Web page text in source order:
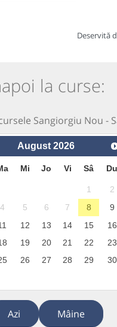
Deservită
la curse:
Sangiorgiu Nou -
August 2026
Mi Jo Vi Sâ Du
1
2
4 5 6 7 8
9
12 13 14 15
16
19 20 21 22
23
26 27 28 29
30
Azi Mâine